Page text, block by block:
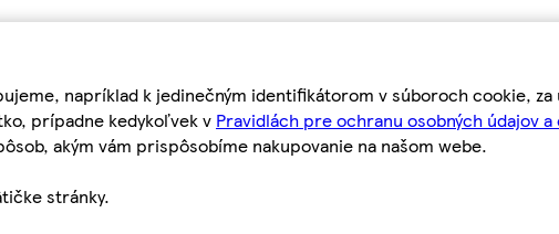
napríklad k jedinečným identifikátorom v súboroch cookie,
prípadne kedykoľvek v Pravidlách pre ochranu osobných údajov a
akým vám prispôsobíme nakupovanie na našom webe.
stránky.